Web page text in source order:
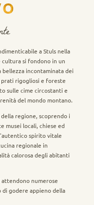
a Stuls nella
cultura si fondono in un
incontaminata dei
prati rigogliosi e foreste
sulle cime circostanti e
del mondo montano.
regione, scoprendo i
musei locali, chiese ed
spirito vitale
regionale in
calorosa degli abitanti
attendono numerose
godere appieno della